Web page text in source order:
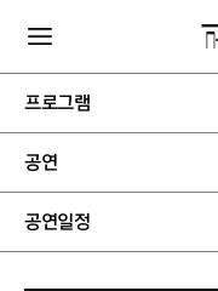
프로그램
공연
공연일정